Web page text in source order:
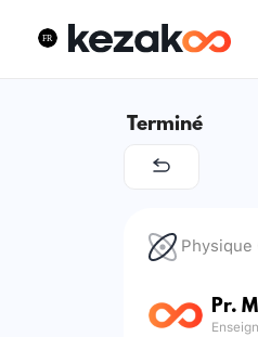
Terminé
Pr.